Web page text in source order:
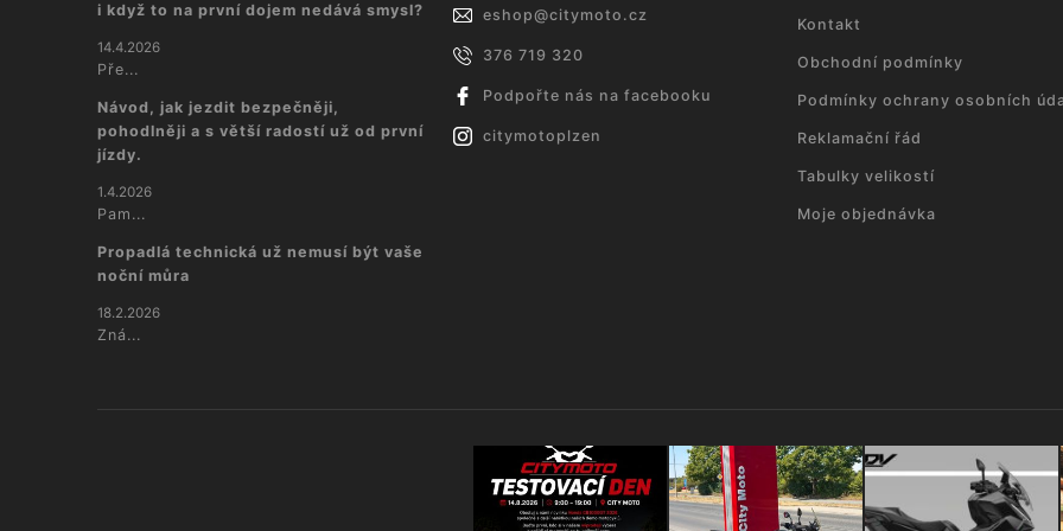
i když to na první dojem nedává smysl?
14.4.2026
Pře...
Návod, jak jezdit bezpečněji,
pohodlněji a s větší radostí už od první
jízdy.
1.4.2026
Pam...
Propadlá technická už nemusí být vaše
noční můra
18.2.2026
Zná...
eshop@citymoto.cz
376 719 320
Podpořte nás na facebooku
citymotoplzen
Kontakt
Obchodní podmínky
Podmínky ochrany osobních
Reklamační řád
Tabulky velikostí
Moje objednávka